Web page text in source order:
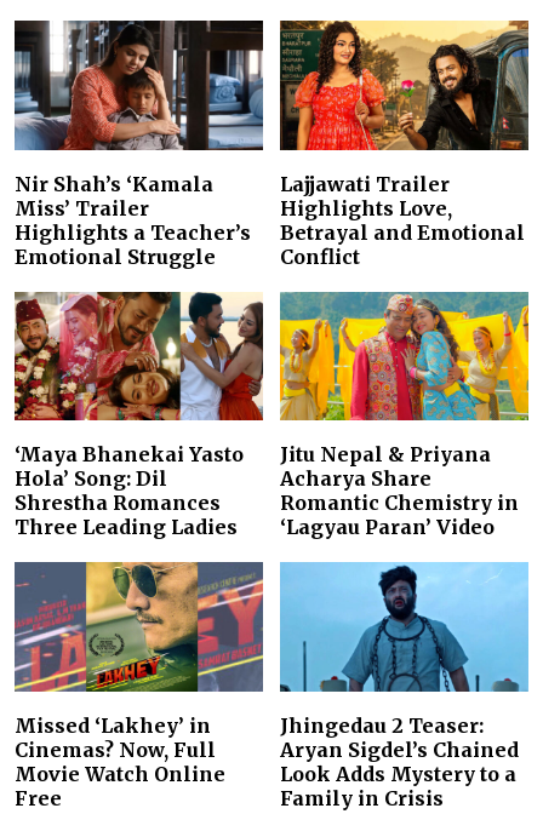
Nir Shah’s ‘Kamala
Miss’ Trailer
Highlights a Teacher’s
Emotional Struggle
Lajjawati Trailer
Highlights Love,
Betrayal and Emotional
Conflict
‘Maya Bhanekai Yasto
Hola’ Song: Dil
Shrestha Romances
Three Leading Ladies
Jitu Nepal & Priyana
Acharya Share
Romantic Chemistry in
‘Lagyau Paran’ Video
Missed ‘Lakhey’ in
Cinemas? Now, Full
Movie Watch Online
Free
Jhingedau 2 Teaser:
Aryan Sigdel’s Chained
Look Adds Mystery to a
Family in Crisis